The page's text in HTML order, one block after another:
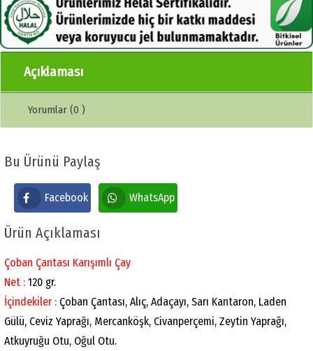
Açıklaması
Yorumlar (0 )
Bu Ürünü Paylaş
Facebook WhatsApp
Ürün Açıklaması
Çoban Çantası Karışımlı Çay
Net : 120 gr.
İçindekiler : Çoban Çantası, Alıç, Adaçayı, Sarı Kantaron, Laden
Gülü, Ceviz Yaprağı, Mercanköşk, Civanperçemi, Zeytin Yaprağı,
Atkuyruğu Otu, Oğul Otu.